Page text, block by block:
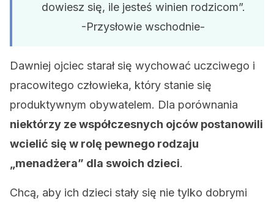
dowiesz się, ile jesteś winien rodzicom”.
-Przysłowie wschodnie-
Dawniej ojciec starał się wychować uczciwego i
pracowitego człowieka, który stanie się
produktywnym obywatelem. Dla porównania
niektórzy ze współczesnych ojców postanowili
wcielić się w rolę pewnego rodzaju
„menadżera” dla swoich dzieci.
Chcą, aby ich dzieci stały się nie tylko dobrymi